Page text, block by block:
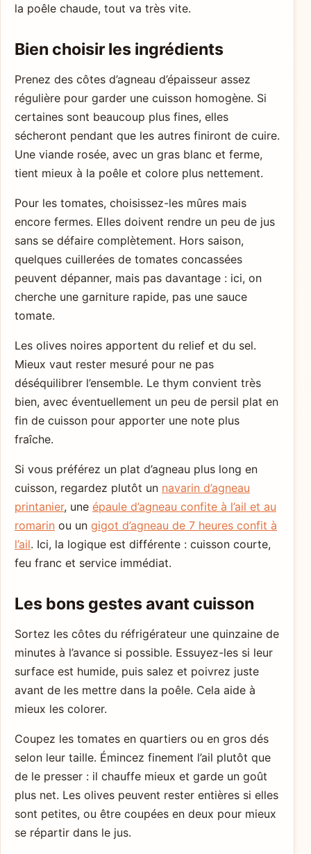
la poêle chaude, tout va très vite.
Bien choisir les ingrédients
Prenez des côtes d’agneau d’épaisseur assez
régulière pour garder une cuisson homogène. Si
certaines sont beaucoup plus fines, elles
sécheront pendant que les autres finiront de cuire.
Une viande rosée, avec un gras blanc et ferme,
tient mieux à la poêle et colore plus nettement.
Pour les tomates, choisissez-les mûres mais
encore fermes. Elles doivent rendre un peu de jus
sans se défaire complètement. Hors saison,
quelques cuillerées de tomates concassées
peuvent dépanner, mais pas davantage : ici, on
cherche une garniture rapide, pas une sauce
tomate.
Les olives noires apportent du relief et du sel.
Mieux vaut rester mesuré pour ne pas
déséquilibrer l’ensemble. Le thym convient très
bien, avec éventuellement un peu de persil plat en
fin de cuisson pour apporter une note plus
fraîche.
Si vous préférez un plat d’agneau plus long en
cuisson, regardez plutôt un navarin d’agneau
printanier, une épaule d’agneau confite à l’ail et au
romarin ou un gigot d’agneau de 7 heures confit à
l’ail. Ici, la logique est différente : cuisson courte,
feu franc et service immédiat.
Les bons gestes avant cuisson
Sortez les côtes du réfrigérateur une quinzaine de
minutes à l’avance si possible. Essuyez-les si leur
surface est humide, puis salez et poivrez juste
avant de les mettre dans la poêle. Cela aide à
mieux les colorer.
Coupez les tomates en quartiers ou en gros dés
selon leur taille. Émincez finement l’ail plutôt que
de le presser : il chauffe mieux et garde un goût
plus net. Les olives peuvent rester entières si elles
sont petites, ou être coupées en deux pour mieux
se répartir dans le jus.